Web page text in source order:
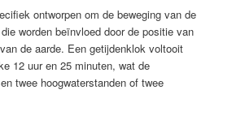
ontworpen om de beweging van de
worden beïnvloed door de positie van
de aarde. Een getijdenklok voltooit
12 uur en 25 minuten, wat de
twee hoogwaterstanden of twee